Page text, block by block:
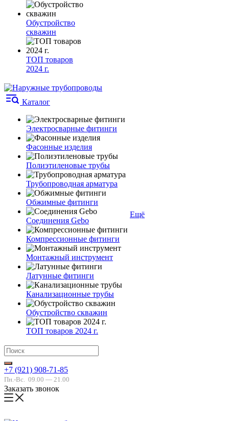
Обустройство
скважин
ТОП товаров
2024 г.
Каталог
Электросварные фитинги
Фасонные изделия
Полиэтиленовые трубы
Трубопроводная арматура
Обжимные фитинги
Соединения Gebo
Компрессионные фитинги
Монтажный инструмент
Латунные фитинги
Канализационные трубы
Обустройство скважин
ТОП товаров 2024 г.
Ещё
+7 (921) 908-71-85
Пн.-Вс. 09.00 — 21.00
Заказать звонок